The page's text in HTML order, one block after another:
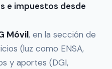
e impuestos desde
Móvil, en la sección de
(luz como ENSA,
y aportes (DGI,